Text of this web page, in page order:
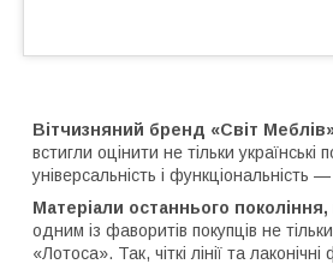
Вітчизняний бренд «Світ
встигли оцінити не тільки
універсальність і функціональність
Матеріали останнього покоління,
одним із фаворитів покупців не
«Лотоса». Так, чіткі лінії та